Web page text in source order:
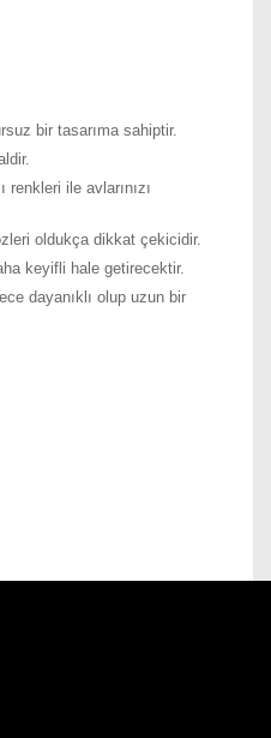
bir tasarıma sahiptir.
ile avlarınızı
oldukça dikkat çekicidir.
keyifli hale getirecektir.
dayanıklı olup uzun bir